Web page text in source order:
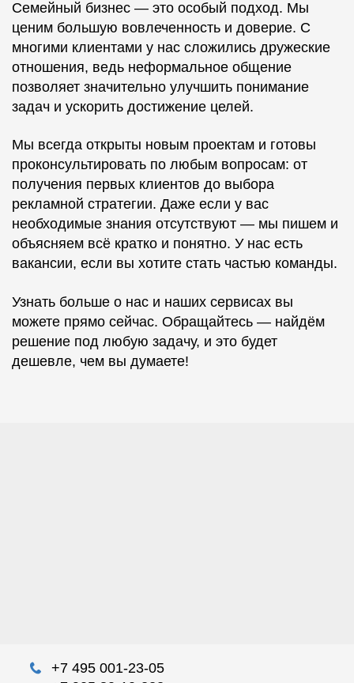
Семейный бизнес — это особый подход. Мы
ценим большую вовлеченность и доверие. С
многими клиентами у нас сложились дружеские
отношения, ведь неформальное общение
позволяет значительно улучшить понимание
задач и ускорить достижение целей.
Мы всегда открыты новым проектам и готовы
проконсультировать по любым вопросам: от
получения первых клиентов до выбора
рекламной стратегии. Даже если у вас
необходимые знания отсутствуют — мы пишем и
объясняем всё кратко и понятно. У нас есть
вакансии, если вы хотите стать частью команды.
Узнать больше о нас и наших сервисах вы
можете прямо сейчас. Обращайтесь — найдём
решение под любую задачу, и это будет
дешевле, чем вы думаете!
+7 495 001-23-05